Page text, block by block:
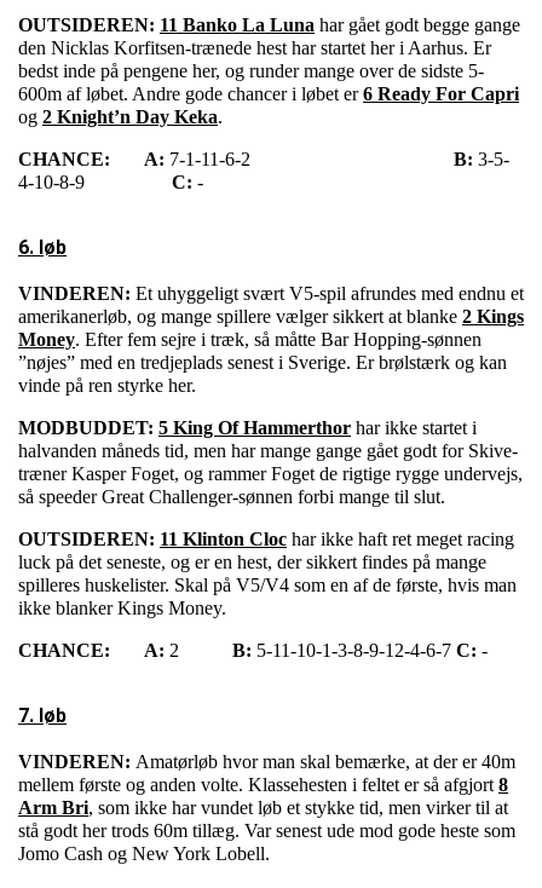
OUTSIDEREN: 11 Banko La Luna har gået godt begge gange
den Nicklas Korfitsen-trænede hest har startet her i Aarhus. Er
bedst inde på pengene her, og runder mange over de sidste 5-
600m af løbet. Andre gode chancer i løbet er6 Ready For Capri
og 2 Knight’n Day Keka.
CHANCE: A: 7-1-11-6-2 B: 3-5-
4-10-8-9
C: -
6. løb
VINDEREN: Et uhyggeligt svært V5-spil afrundes med endnu et
amerikanerløb, og mange spillere vælger sikkert at blanke 2 Kings
Money. Efter fem sejre i træk, så måtte Bar Hopping-sønnen
”nøjes” med en tredjeplads senest i Sverige. Er brølstærk og kan
vinde på ren styrke her.
MODBUDDET: 5 King Of Hammerthor har ikke startet i
halvanden måneds tid, men har mange gange gået godt for Skive-
træner Kasper Foget, og rammer Foget de rigtige rygge undervejs,
så speeder Great Challenger-sønnen forbi mange til slut.
OUTSIDEREN: 11 Klinton Cloc har ikke haft ret meget racing
luck på det seneste, og er en hest, der sikkert findes på mange
spilleres huskelister. Skal på V5/V4 som en af de første, hvis man
ikke blanker Kings Money.
CHANCE: A: 2 B: 5-11-10-1-3-8-9-12-4-6-7 C: -
7. løb
VINDEREN: Amatørløb hvor man skal bemærke, at der er 40m
mellem første og anden volte. Klassehesten i feltet er så afgjort8
Arm Bri, som ikke har vundet løb et stykke tid, men virker til at
stå godt her trods 60m tillæg. Var senest ude mod gode heste som
Jomo Cash og New York Lobell.